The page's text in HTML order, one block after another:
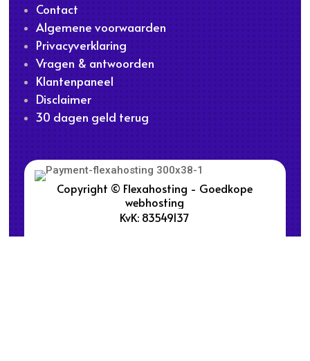
Contact
Algemene voorwaarden
Privacyverklaring
Vragen & antwoorden
Klantenpaneel
Disclaimer
30 dagen geld terug
Copyright © Flexahosting - Goedkope
webhosting
KvK: 83549137